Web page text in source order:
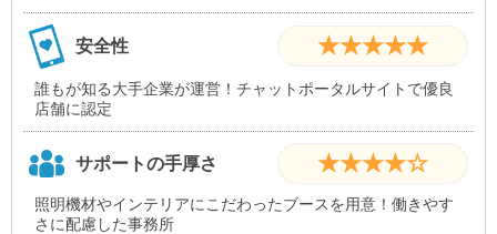
安全性 ★★★★★
誰もが知る大手企業が運営！チャットポータルサイトで優良
店舗に認定
サポートの手厚さ ★★★★☆
照明機材やインテリアにこだわったブースを用意！働きやす
さに配慮した事務所